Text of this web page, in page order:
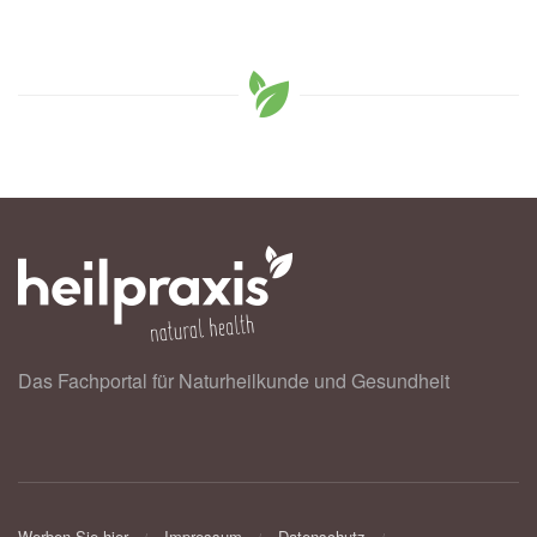
Das Fachportal für Naturheilkunde und Gesundheit